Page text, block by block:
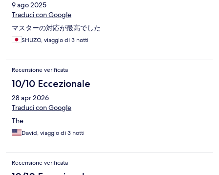
9 ago 2025
Traduci con Google
マスターの対応が最高でした
SHUZO, viaggio di 3 notti
Recensione verificata
10/10 Eccezionale
28 apr 2026
Traduci con Google
The
David, viaggio di 3 notti
Recensione verificata